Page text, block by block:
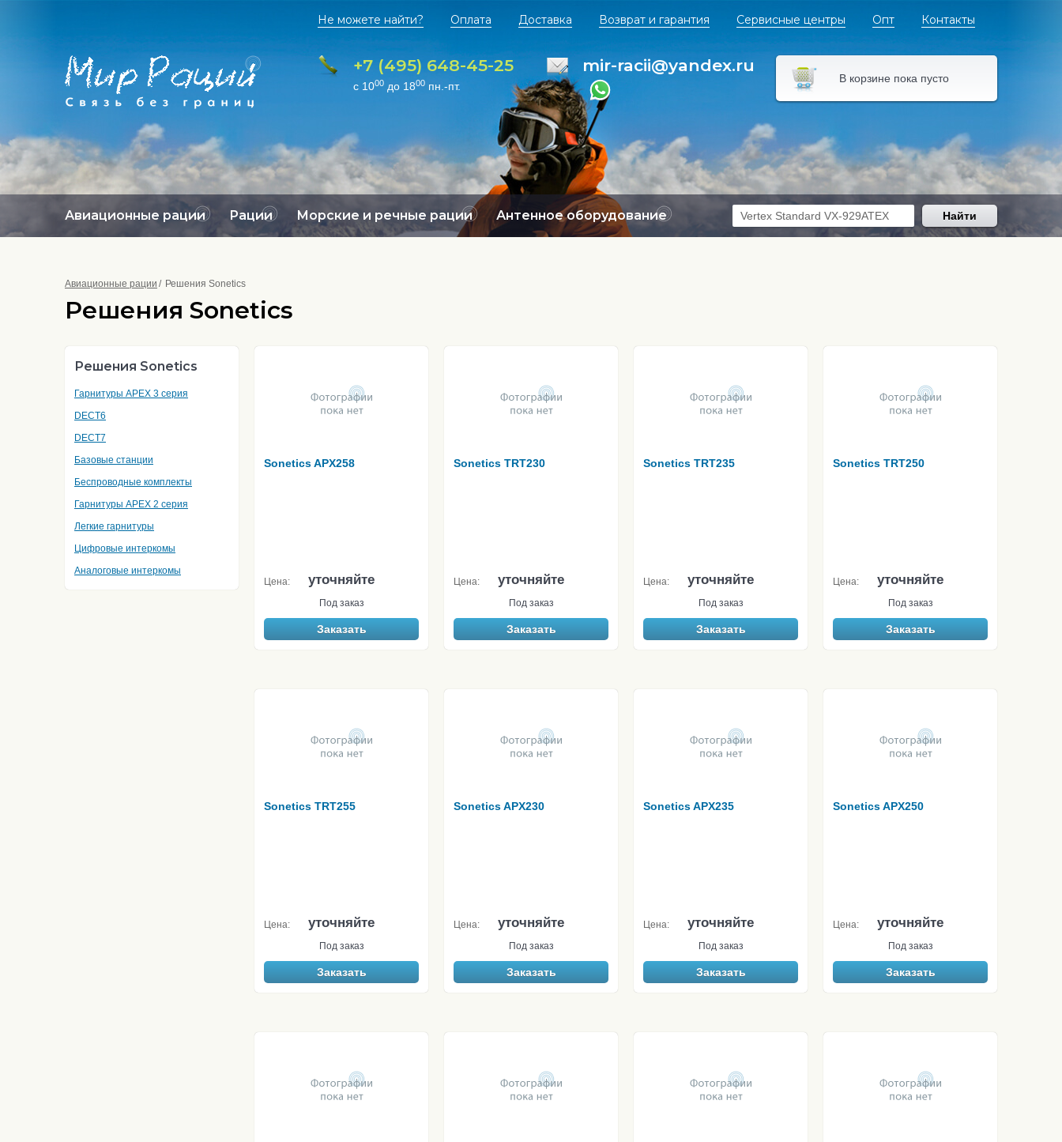
Не можете найти? Оплата Доставка Возврат и гарантия Сервисные центры Опт Контакты
+7 (495) 648-45-25
с 1000 до 1800 пн.-пт.
mir-racii@yandex.ru
В корзине пока пусто
Авиационные рации Рации Морские и речные рации Антенное оборудование Найти
Авиационные рации Решения Sonetics
Решения Sonetics
Решения Sonetics
Гарнитуры APEX 3 серия
DECT6
DECT7
Базовые станции
Беспроводные комплекты
Гарнитуры APEX 2 серия
Легкие гарнитуры
Цифровые интеркомы
Аналоговые интеркомы
Sonetics APX258
Цена: уточняйте
Под заказ
Заказать
Sonetics TRT230
Цена: уточняйте
Под заказ
Заказать
Sonetics TRT235
Цена: уточняйте
Под заказ
Заказать
Sonetics TRT250
Цена: уточняйте
Под заказ
Заказать
Sonetics TRT255
Цена: уточняйте
Под заказ
Заказать
Sonetics APX230
Цена: уточняйте
Под заказ
Заказать
Sonetics APX235
Цена: уточняйте
Под заказ
Заказать
Sonetics APX250
Цена: уточняйте
Под заказ
Заказать